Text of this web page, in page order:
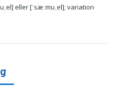
eller [ˈsæːmuˌel]; variation